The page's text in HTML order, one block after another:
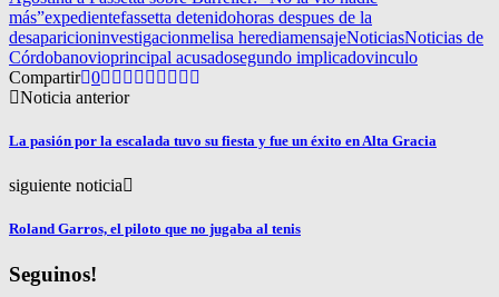
más”expedientefassetta detenidohoras despues de la
desaparicioninvestigacionmelisa herediamensajeNoticiasNoticias de
Córdobanovioprincipal acusadosegundo implicadovinculo
Compartir 0
Noticia anterior
La pasión por la escalada tuvo su fiesta y fue un éxito en Alta Gracia
siguiente noticia
Roland Garros, el piloto que no jugaba al tenis
Seguinos!